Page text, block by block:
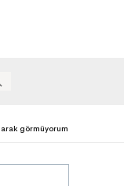
görmüyorum